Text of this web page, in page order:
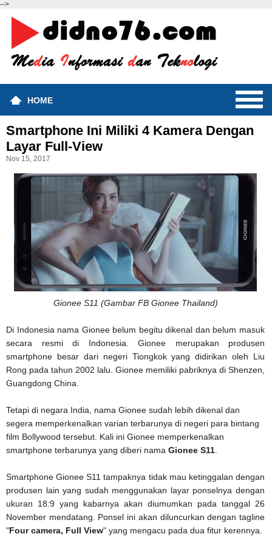
-->
HOME
Smartphone Ini Miliki 4 Kamera Dengan
Layar Full-View
Nov 15, 2017
Gionee S11 (Gambar FB Gionee Thailand)
Di Indonesia nama Gionee belum begitu dikenal dan belum masuk
secara resmi di Indonesia. Gionee merupakan produsen
smartphone besar dari negeri Tiongkok yang didirikan oleh Liu
Rong pada tahun 2002 lalu. Gionee memiliki pabriknya di Shenzen,
Guangdong China.
Tetapi di negara India, nama Gionee sudah lebih dikenal dan
segera memperkenalkan varian terbarunya di negeri para bintang
film Bollywood tersebut. Kali ini Gionee memperkenalkan
smartphone terbarunya yang diberi nama Gionee S11
Smartphone Gionee S11 tampaknya tidak mau ketinggalan dengan
produsen lain yang sudah menggunakan layar ponselnya dengan
ukuran 18:9 yang kabarnya akan diumumkan pada tanggal 26
November mendatang. Ponsel ini akan diluncurkan dengan tagline
"Four camera, Full View" yang mengacu pada dua fitur kerennya.